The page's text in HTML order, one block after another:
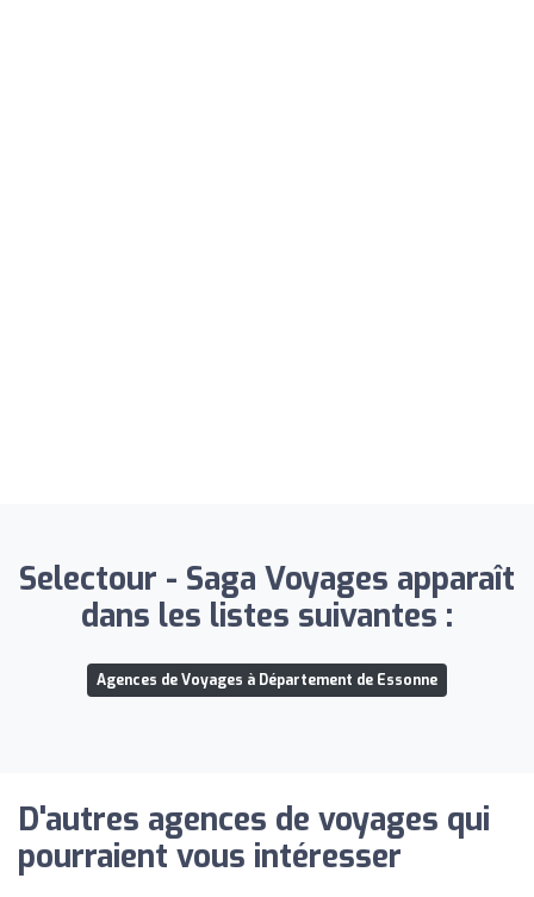
Selectour - Saga Voyages apparaît
dans les listes suivantes :
Agences de Voyages à Département de Essonne
D'autres agences de voyages qui
pourraient vous intéresser